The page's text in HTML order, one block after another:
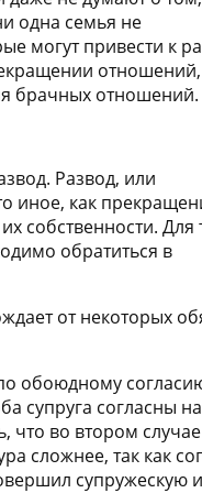
одна семья не
могут привести к
брачных отношений.
Развод, или
иное, как
собственности. Для
обратиться в
от некоторых
обоюдному
супруга согласны
что во втором
сложнее, так как
супружескую